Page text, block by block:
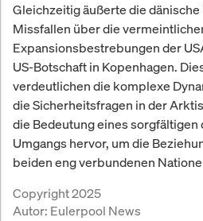
Gleichzeitig äußerte die
Missfallen über die
Expansionsbestrebungen der
US-Botschaft in Kopenhagen.
verdeutlichen die komplexe
die Sicherheitsfragen in der
die Bedeutung eines
Umgangs hervor, um die
beiden eng verbundenen
Copyright 2025
Autor: Eulerpool News